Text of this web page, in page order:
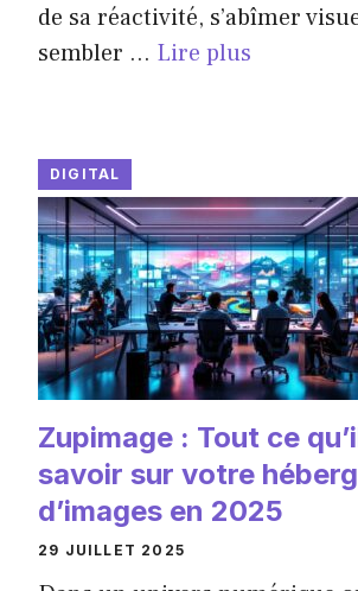
de sa réactivité, s’abîmer
sembler ... Lire plus
DIGITAL
Zupimage : Tout ce
savoir sur votre
d’images en 2025
29 JUILLET 2025